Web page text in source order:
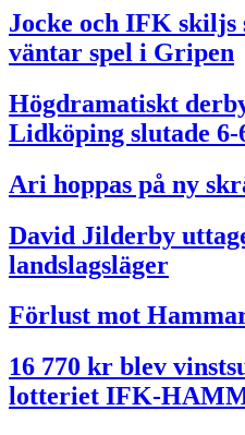
Jocke och IFK skiljs
väntar spel i Gripen
Högdramatiskt
Lidköping slutade 6-
Ari hoppas på ny
David Jilderby
landslagsläger
Förlust mot
16 770 kr blev
lotteriet IFK-